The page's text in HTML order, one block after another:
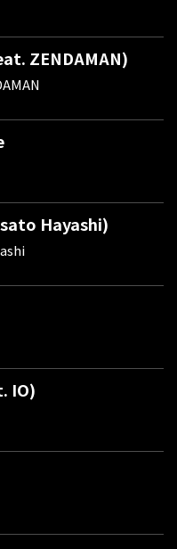
ZENDAMAN)
Hayashi)
IO)